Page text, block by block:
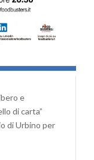
e
di carta”
di Urbino per